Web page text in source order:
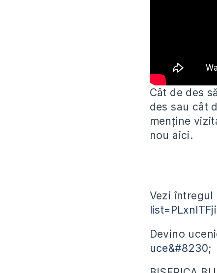
Cât de des
des sau cât
menține
nou aici.
Vezi întregul
Devino
uce&#8230;